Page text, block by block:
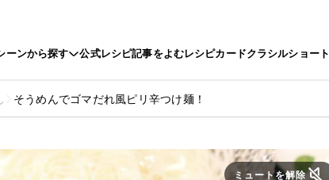
ーンから探す 公式レシピ記事をよむレシピカードクラシルショート
そうめんでゴマだれ風ピリ辛つけ麺！
ミュートを解除